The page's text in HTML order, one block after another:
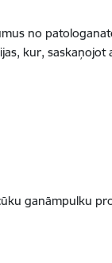
no
kur, saskaņojot
ganāmpulku